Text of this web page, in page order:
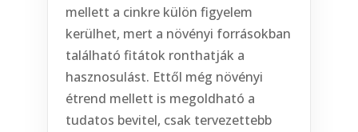
mellett a cinkre külön figyelem
kerülhet, mert a növényi forrásokban
található fitátok ronthatják a
hasznosulást. Ettől még növényi
étrend mellett is megoldható a
tudatos bevitel, csak tervezettebb